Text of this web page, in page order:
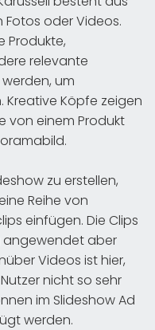
Fotos oder Videos.
Produkte,
relevante
um
Kreative Köpfe zeigen
von einem Produkt
zu erstellen,
Reihe von
einfügen. Die Clips
angewendet aber
Videos ist hier,
nicht so sehr
im Slideshow Ad
werden.